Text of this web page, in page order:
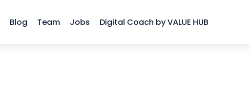
Blog Team Jobs Digital Coach by VALUE HUB